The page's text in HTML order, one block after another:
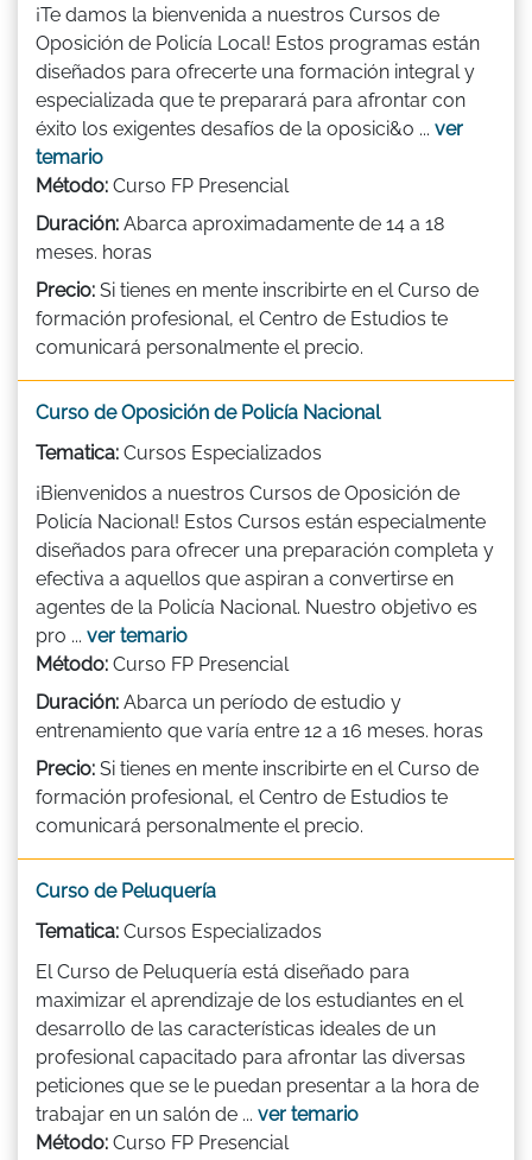
¡Te damos la bienvenida a nuestros Cursos de
Oposición de Policía Local! Estos programas están
diseñados para ofrecerte una formación integral y
especializada que te preparará para afrontar con
éxito los exigentes desafíos de la oposici&o ... ver
temario
Método: Curso FP Presencial
Duración: Abarca aproximadamente de 14 a 18
meses. horas
Precio: Si tienes en mente inscribirte en el Curso de
formación profesional, el Centro de Estudios te
comunicará personalmente el precio.
Curso de Oposición de Policía Nacional
Tematica: Cursos Especializados
¡Bienvenidos a nuestros Cursos de Oposición de
Policía Nacional! Estos Cursos están especialmente
diseñados para ofrecer una preparación completa y
efectiva a aquellos que aspiran a convertirse en
agentes de la Policía Nacional. Nuestro objetivo es
pro ... ver temario
Método: Curso FP Presencial
Duración: Abarca un período de estudio y
entrenamiento que varía entre 12 a 16 meses. horas
Precio: Si tienes en mente inscribirte en el Curso de
formación profesional, el Centro de Estudios te
comunicará personalmente el precio.
Curso de Peluquería
Tematica: Cursos Especializados
El Curso de Peluquería está diseñado para
maximizar el aprendizaje de los estudiantes en el
desarrollo de las características ideales de un
profesional capacitado para afrontar las diversas
peticiones que se le puedan presentar a la hora de
trabajar en un salón de ... ver temario
Método: Curso FP Presencial